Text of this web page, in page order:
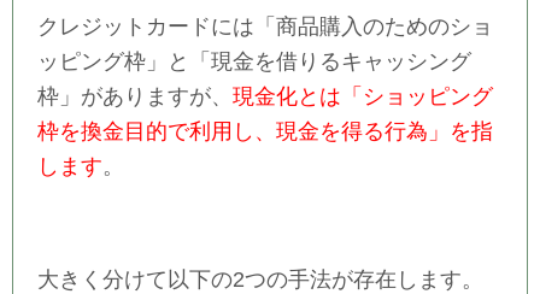
クレジットカードには「商品購入のためのショ
ッピング枠」と「現金を借りるキャッシング
枠」がありますが、 現金化とは「ショッピング
枠を換金目的で利用し、現金を得る行為」を指
します。
大きく分けて以下の2つの手法が存在します。